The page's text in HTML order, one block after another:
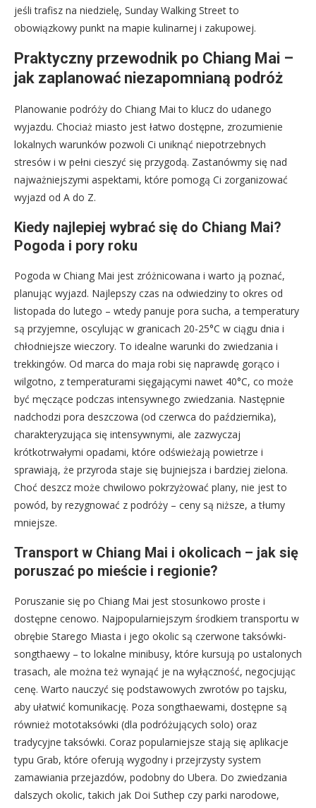
jeśli trafisz na niedzielę, Sunday Walking Street to
obowiązkowy punkt na mapie kulinarnej i zakupowej.
Praktyczny przewodnik po Chiang Mai –
jak zaplanować niezapomnianą podróż
Planowanie podróży do Chiang Mai to klucz do udanego
wyjazdu. Chociaż miasto jest łatwo dostępne, zrozumienie
lokalnych warunków pozwoli Ci uniknąć niepotrzebnych
stresów i w pełni cieszyć się przygodą. Zastanówmy się nad
najważniejszymi aspektami, które pomogą Ci zorganizować
wyjazd od A do Z.
Kiedy najlepiej wybrać się do Chiang Mai?
Pogoda i pory roku
Pogoda w Chiang Mai jest zróżnicowana i warto ją poznać,
planując wyjazd. Najlepszy czas na odwiedziny to okres od
listopada do lutego – wtedy panuje pora sucha, a temperatury
są przyjemne, oscylując w granicach 20-25°C w ciągu dnia i
chłodniejsze wieczory. To idealne warunki do zwiedzania i
trekkingów. Od marca do maja robi się naprawdę gorąco i
wilgotno, z temperaturami sięgającymi nawet 40°C, co może
być męczące podczas intensywnego zwiedzania. Następnie
nadchodzi pora deszczowa (od czerwca do października),
charakteryzująca się intensywnymi, ale zazwyczaj
krótkotrwałymi opadami, które odświeżają powietrze i
sprawiają, że przyroda staje się bujniejsza i bardziej zielona.
Choć deszcz może chwilowo pokrzyżować plany, nie jest to
powód, by rezygnować z podróży – ceny są niższe, a tłumy
mniejsze.
Transport w Chiang Mai i okolicach – jak się
poruszać po mieście i regionie?
Poruszanie się po Chiang Mai jest stosunkowo proste i
dostępne cenowo. Najpopularniejszym środkiem transportu w
obrębie Starego Miasta i jego okolic są czerwone taksówki-
songthaewy – to lokalne minibusy, które kursują po ustalonych
trasach, ale można też wynająć je na wyłączność, negocjując
cenę. Warto nauczyć się podstawowych zwrotów po tajsku,
aby ułatwić komunikację. Poza songthaewami, dostępne są
również mototaksówki (dla podróżujących solo) oraz
tradycyjne taksówki. Coraz popularniejsze stają się aplikacje
typu Grab, które oferują wygodny i przejrzysty system
zamawiania przejazdów, podobny do Ubera. Do zwiedzania
dalszych okolic, takich jak Doi Suthep czy parki narodowe,